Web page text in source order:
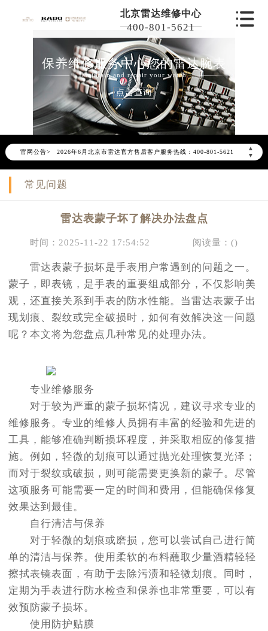
北京雷达维修中心
400-801-5621
保养维修服务中心您的雷达腕表
Maintain and repair your watch
点击查询
官网公告>
▲
▼
2026年6月雷达北京市售后服务网络优化升级公告
2026年6月北京市雷达官方售后客户服务热线：400-801-5621
2026年6月雷达售后服务中心最新网点地址：
常见问题
雷达表蒙子坏了解决办法盘点
时间：2025-11-22 17:54:52 阅读量：()
雷达表蒙子损坏是手表用户常遇到的问题之一。
蒙子，即表镜，是手表的重要组成部分，不仅影响美
观，还直接关系到手表的防水性能。当雷达表蒙子出
现划痕、裂纹或完全破损时，如何有效解决这一问题
呢？本文将为您盘点几种常见的处理办法。
专业维修服务
对于较为严重的蒙子损坏情况，建议寻求专业的
维修服务。专业的维修人员拥有丰富的经验和先进的
工具，能够准确判断损坏程度，并采取相应的修复措
施。例如，轻微的划痕可以通过抛光处理恢复光泽；
而对于裂纹或破损，则可能需要更换新的蒙子。尽管
这项服务可能需要一定的时间和费用，但能确保修复
效果达到最佳。
自行清洁与保养
对于轻微的划痕或磨损，您可以尝试自己进行简
单的清洁与保养。使用柔软的布料蘸取少量酒精轻轻
擦拭表镜表面，有助于去除污渍和轻微划痕。同时，
定期为手表进行防水检查和保养也非常重要，可以有
效预防蒙子损坏。
使用防护贴膜